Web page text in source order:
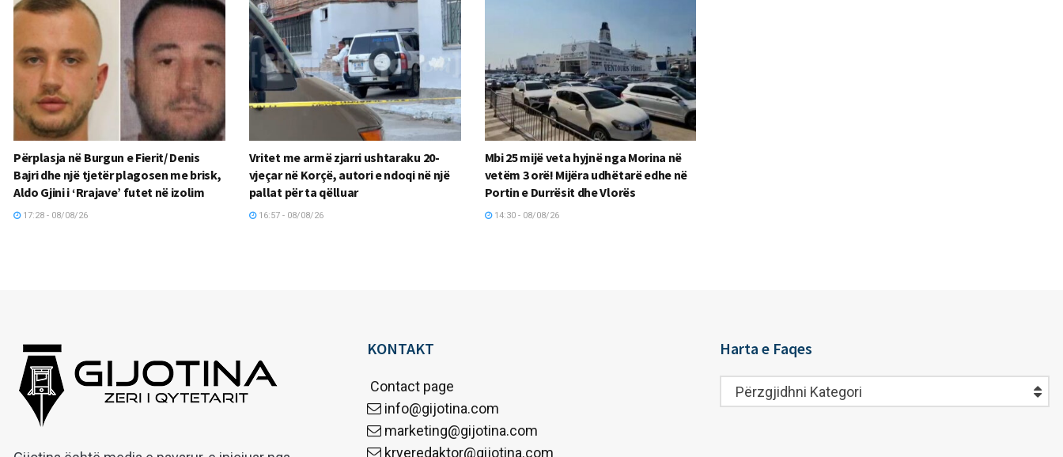
Përplasja në Burgun e Fierit/ Denis
Bajri dhe një tjetër plagosen me brisk,
Aldo Gjini i ‘Rrajave’ futet në izolim
17:28 - 08/08/26
Vritet me armë zjarri ushtaraku 20-
vjeçar në Korçë, autori e ndoqi në një
pallat për ta qëlluar
16:57 - 08/08/26
Mbi 25 mijë veta hyjnë nga Morina në
vetëm 3 orë! Mijëra udhëtarë edhe në
Portin e Durrësit dhe Vlorës
14:30 - 08/08/26
KONTAKT
Contact page
info@gijotina.com
marketing@gijotina.com
kryeredaktor@gijotina.com
Harta e Faqes
Harta
e
Përzgjidhni Kategori